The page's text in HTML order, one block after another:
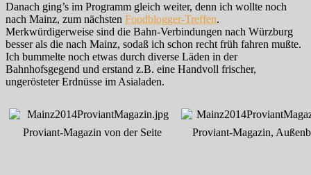
Danach ging’s im Programm gleich weiter, denn ich wollte noch
nach Mainz, zum nächsten Foodblogger-Treffen.
Merkwürdigerweise sind die Bahn-Verbindungen nach Würzburg
besser als die nach Mainz, sodaß ich schon recht früh fahren mußte.
Ich bummelte noch etwas durch diverse Läden in der
Bahnhofsgegend und erstand z.B. eine Handvoll frischer,
ungerösteter Erdnüsse im Asialaden.
Proviant-Magazin von der Seite Proviant-Magazin,